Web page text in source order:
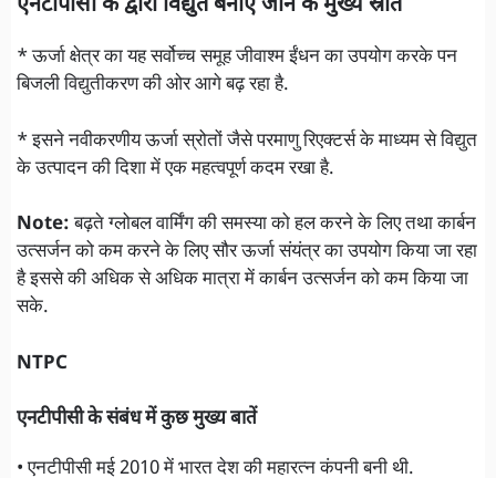
एनटीपीसी के द्वारा विद्युत बनाए जाने के मुख्य स्रोत
* ऊर्जा क्षेत्र का यह सर्वोच्च समूह जीवाश्म ईंधन का उपयोग करके पन
बिजली विद्युतीकरण की ओर आगे बढ़ रहा है.
* इसने नवीकरणीय ऊर्जा स्रोतों जैसे परमाणु रिएक्टर्स के माध्यम से विद्युत
के उत्पादन की दिशा में एक महत्वपूर्ण कदम रखा है.
Note:बढ़ते ग्लोबल वार्मिंग की समस्या को हल करने के लिए तथा कार्बन
उत्सर्जन को कम करने के लिए सौर ऊर्जा संयंत्र का उपयोग किया जा रहा
है इससे की अधिक से अधिक मात्रा में कार्बन उत्सर्जन को कम किया जा
सके.
NTPC
एनटीपीसी के संबंध में कुछ मुख्य बातें
• एनटीपीसी मई 2010 में भारत देश की महारत्न कंपनी बनी थी.